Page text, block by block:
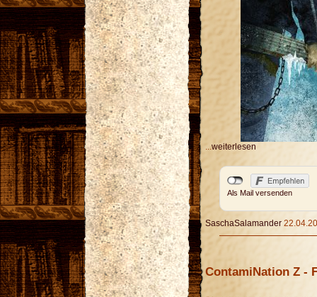
weiterlesen
Als Mail versenden
SaschaSalamander
ContamiNation Z -